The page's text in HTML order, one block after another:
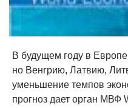
В будущем году в
но Венгрию, Латвию,
уменьшение темпов
прогноз дает орган